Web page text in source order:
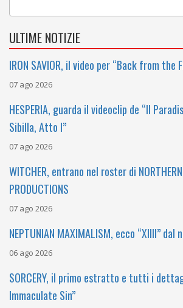
ULTIME NOTIZIE
IRON SAVIOR, il video per “Back from the
07 ago 2026
HESPERIA, guarda il videoclip de “Il
Sibilla, Atto I”
07 ago 2026
WITCHER, entrano nel roster di NORTHERN
PRODUCTIONS
07 ago 2026
NEPTUNIAN MAXIMALISM, ecco “XIIII” dal
06 ago 2026
SORCERY, il primo estratto e tutti i
Immaculate Sin”